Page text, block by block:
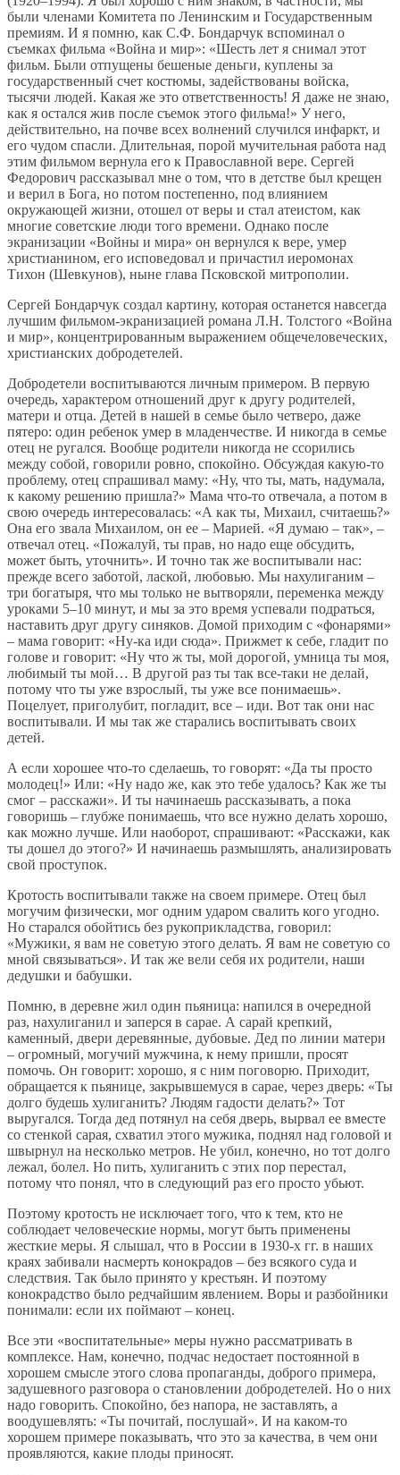
были членами Комитета по Ленинским и Государственным
премиям. И я помню, как С.Ф. Бондарчук вспоминал о
съемках фильма «Война и мир»: «Шесть лет я снимал этот
фильм. Были отпущены бешеные деньги, куплены за
государственный счет костюмы, задействованы войска,
тысячи людей. Какая же это ответственность! Я даже не знаю,
как я остался жив после съемок этого фильма!» У него,
действительно, на почве всех волнений случился инфаркт, и
его чудом спасли. Длительная, порой мучительная работа над
этим фильмом вернула его к Православной вере. Сергей
Федорович рассказывал мне о том, что в детстве был крещен
и верил в Бога, но потом постепенно, под влиянием
окружающей жизни, отошел от веры и стал атеистом, как
многие советские люди того времени. Однако после
экранизации «Войны и мира» он вернулся к вере, умер
христианином, его исповедовал и причастил иеромонах
Тихон (Шевкунов), ныне глава Псковской митрополии.
Сергей Бондарчук создал картину, которая останется навсегда
лучшим фильмом-экранизацией романа Л.Н. Толстого «Война
и мир», концентрированным выражением общечеловеческих,
христианских добродетелей.
Добродетели воспитываются личным примером. В первую
очередь, характером отношений друг к другу родителей,
матери и отца. Детей в нашей в семье было четверо, даже
пятеро: один ребенок умер в младенчестве. И никогда в семье
отец не ругался. Вообще родители никогда не ссорились
между собой, говорили ровно, спокойно. Обсуждая какую-то
проблему, отец спрашивал маму: «Ну, что ты, мать, надумала,
к какому решению пришла?» Мама что-то отвечала, а потом в
свою очередь интересовалась: «А как ты, Михаил, считаешь?»
Она его звала Михаилом, он ее – Марией. «Я думаю – так», –
отвечал отец. «Пожалуй, ты прав, но надо еще обсудить,
может быть, уточнить». И точно так же воспитывали нас:
прежде всего заботой, лаской, любовью. Мы нахулиганим –
три богатыря, что мы только не вытворяли, переменка между
уроками 5–10 минут, и мы за это время успевали подраться,
наставить друг другу синяков. Домой приходим с «фонарями»
– мама говорит: «Ну-ка иди сюда». Прижмет к себе, гладит по
голове и говорит: «Ну что ж ты, мой дорогой, умница ты моя,
любимый ты мой… В другой раз ты так все-таки не делай,
потому что ты уже взрослый, ты уже все понимаешь».
Поцелует, приголубит, погладит, все – иди. Вот так они нас
воспитывали. И мы так же старались воспитывать своих
детей.
А если хорошее что-то сделаешь, то говорят: «Да ты просто
молодец!» Или: «Ну надо же, как это тебе удалось? Как же ты
смог – расскажи». И ты начинаешь рассказывать, а пока
говоришь – глубже понимаешь, что все нужно делать хорошо,
как можно лучше. Или наоборот, спрашивают: «Расскажи, как
ты дошел до этого?» И начинаешь размышлять, анализировать
свой проступок.
Кротость воспитывали также на своем примере. Отец был
могучим физически, мог одним ударом свалить кого угодно.
Но старался обойтись без рукоприкладства, говорил:
«Мужики, я вам не советую этого делать. Я вам не советую со
мной связываться». И так же вели себя их родители, наши
дедушки и бабушки.
Помню, в деревне жил один пьяница: напился в очередной
раз, нахулиганил и заперся в сарае. А сарай крепкий,
каменный, двери деревянные, дубовые. Дед по линии матери
– огромный, могучий мужчина, к нему пришли, просят
помочь. Он говорит: хорошо, я с ним поговорю. Приходит,
обращается к пьянице, закрывшемуся в сарае, через дверь: «Ты
долго будешь хулиганить? Людям гадости делать?» Тот
выругался. Тогда дед потянул на себя дверь, вырвал ее вместе
со стенкой сарая, схватил этого мужика, поднял над головой и
швырнул на несколько метров. Не убил, конечно, но тот долго
лежал, болел. Но пить, хулиганить с этих пор перестал,
потому что понял, что в следующий раз его просто убьют.
Поэтому кротость не исключает того, что к тем, кто не
соблюдает человеческие нормы, могут быть применены
жесткие меры. Я слышал, что в России в 1930-х гг. в наших
краях забивали насмерть конокрадов – без всякого суда и
следствия. Так было принято у крестьян. И поэтому
конокрадство было редчайшим явлением. Воры и разбойники
понимали: если их поймают – конец.
Все эти «воспитательные» меры нужно рассматривать в
комплексе. Нам, конечно, подчас недостает постоянной в
хорошем смысле этого слова пропаганды, доброго примера,
задушевного разговора о становлении добродетелей. Но о них
надо говорить. Спокойно, без напора, не заставлять, а
воодушевлять: «Ты почитай, послушай». И на каком-то
хорошем примере показывать, что это за качества, в чем они
проявляются, какие плоды приносят.